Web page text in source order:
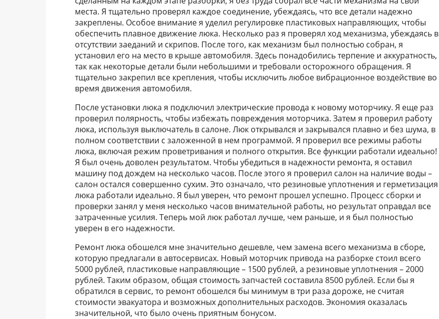
места. Я тщательно проверял каждое соединение, убеждаясь, что все детали надежно
закреплены. Особое внимание я уделил регулировке пластиковых направляющих, чтобы
обеспечить плавное движение люка. Несколько раз я проверял ход механизма, убеждаясь в
отсутствии заеданий и скрипов. После того, как механизм был полностью собран, я
установил его на место в крыше автомобиля. Здесь понадобились терпение и аккуратность,
так как некоторые детали были небольшими и требовали осторожного обращения. Я
тщательно закрепил все крепления, чтобы исключить любое вибрационное воздействие во
время движения автомобиля.
После установки люка я подключил электрические провода к новому моторчику. Я еще раз
проверил полярность, чтобы избежать повреждения моторчика. Затем я проверил работу
люка, используя выключатель в салоне. Люк открывался и закрывался плавно и без шума, в
полном соответствии с заложенной в нем программой. Я проверил все режимы работы
люка, включая режим проветривания и полного открытия. Все функции работали идеально!
Я был очень доволен результатом. Чтобы убедиться в надежности ремонта, я оставил
машину под дождем на несколько часов. После этого я проверил салон на наличие воды –
салон остался совершенно сухим. Это означало, что резиновые уплотнения и герметизация
люка работали идеально. Я был уверен, что ремонт прошел успешно. Процесс сборки и
проверки занял у меня несколько часов внимательной работы, но результат оправдал все
затраченные усилия. Теперь мой люк работал лучше, чем раньше, и я был полностью
уверен в его надежности.
Ремонт люка обошелся мне значительно дешевле, чем замена всего механизма в сборе,
которую предлагали в автосервисах. Новый моторчик привода на разборке стоил всего
5000 рублей, пластиковые направляющие – 1500 рублей, а резиновые уплотнения – 2000
рублей. Таким образом, общая стоимость запчастей составила 8500 рублей. Если бы я
обратился в сервис, то ремонт обошелся бы минимум в три раза дороже, не считая
стоимости эвакуатора и возможных дополнительных расходов. Экономия оказалась
значительной, что было очень приятным бонусом.